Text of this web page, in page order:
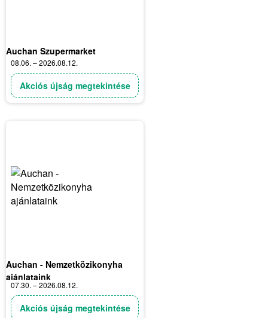
Auchan Szupermarket
08.06. – 2026.08.12.
Akciós újság megtekintése
Auchan - Nemzetközikonyha
ajánlataink
07.30. – 2026.08.12.
Akciós újság megtekintése